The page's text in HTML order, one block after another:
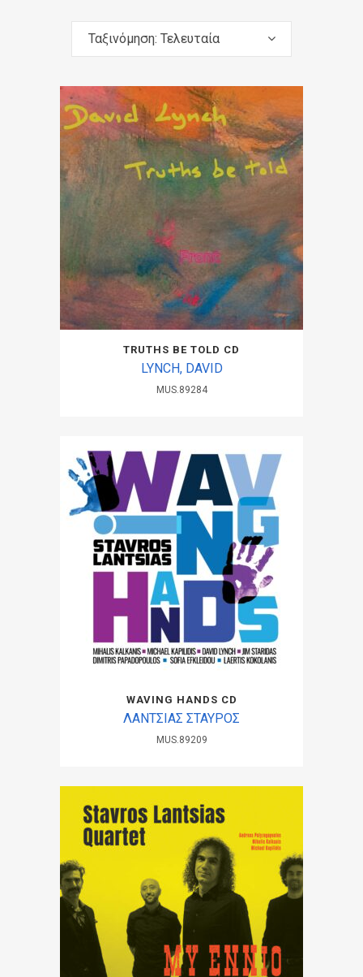
Ταξινόμηση: Τελευταία
TRUTHS BE TOLD CD
LYNCH, DAVID
MUS.89284
WAVING HANDS CD
ΛΑΝΤΣΙΑΣ ΣΤΑΥΡΟΣ
MUS.89209